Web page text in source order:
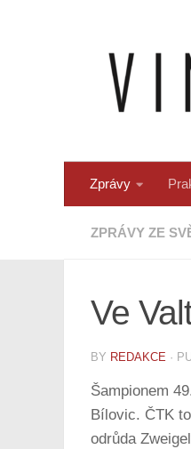
Zprávy
ZPRÁVY ZE
Ve
BY REDAKCE ·
Šampionem
Bílovic. ČTK
odrůda